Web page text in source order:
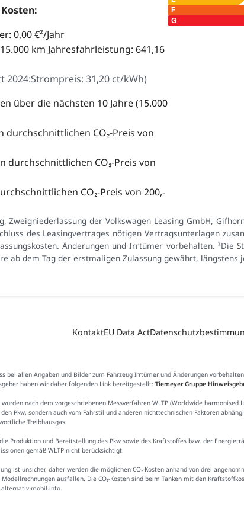
0,00 €²/Jahr
km Jahresfahrleistung: 641,16
2024:Strompreis: 31,20 ct/kWh)
über die nächsten 10 Jahre (15.000
durchschnittlichen CO₂-Preis von
durchschnittlichen CO₂-Preis von
CO₂-Preis von 200,-
Zweigniederlassung der Volkswagen Leasing GmbH,
des Leasingvertrages nötigen Vertragsunterlagen
Änderungen und Irrtümer vorbehalten. ²Die
ab dem Tag der erstmaligen Zulassung gewährt, längstens
KontaktEU Data Act
allen Angaben und Bilder zum Fahrzeug Irrtümer und Änderungen
haben wir daher folgenden Link bereitgestellt: Tiemeyer Gruppe
nach dem vorgeschriebenen Messverfahren WLTP (Worldwide harmonised
Pkw, sondern auch vom Fahrstil und anderen nichttechnischen Faktoren
Treibhausgas.
Produktion und Bereitstellung des Pkw sowie des Kraftstoffes bzw. der
gemäß WLTP nicht berücksichtigt.
ist unsicher, daher werden die möglichen CO₂-Kosten anhand von drei
ausfallen. Die CO₂-Kosten sind beim Tanken mit den
mobil.info.